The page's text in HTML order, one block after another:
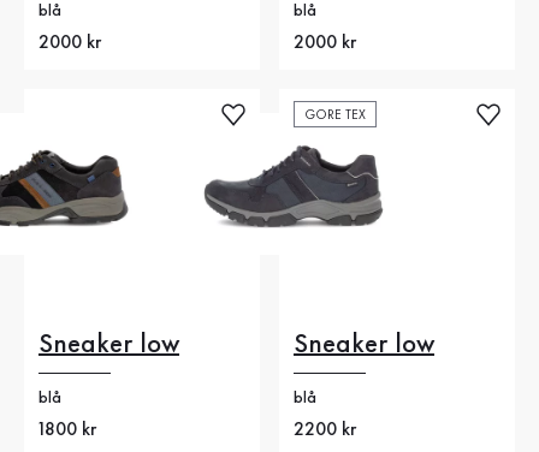
blå
Nytt pris
2000 kr
blå
Nytt pris
2000 kr
Sneaker low
blå
Nytt pris
1800 kr
GORE TEX
Sneaker low
blå
Nytt pris
2200 kr